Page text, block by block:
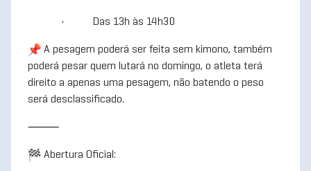
• Das 13h às 14h30
A pesagem poderá ser feita sem kimono, também
poderá pesar quem lutará no domingo, o atleta terá
direito a apenas uma pesagem, não batendo o peso
será desclassificado.
⸻
Abertura Oficial: